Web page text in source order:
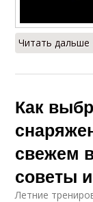
Читать
Как
свежем
советы
Летние